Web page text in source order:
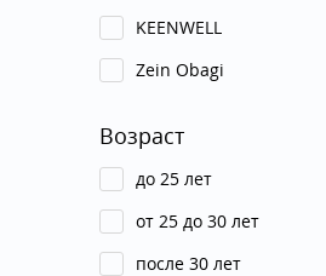
KEENWELL
Zein Obagi
Возраст
до 25 лет
от 25 до 30 лет
после 30 лет